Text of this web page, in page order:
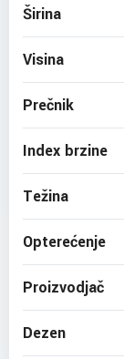
Širina
Visina
Prečnik
Index brzine
Težina
Opterećenje
Proizvodjač
Dezen